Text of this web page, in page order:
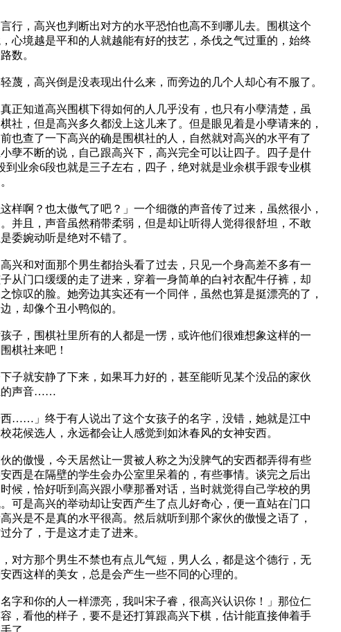
，高兴也判断出对方的水平恐怕也高不到哪儿去。围棋这个
心境越是平和的人就越能有好的技艺，杀伐之气过重的，始终
数。
，高兴倒是没表现出什么来，而旁边的几个人却心有不服了。
知道高兴围棋下得如何的人几乎没有，也只有小孽清楚，虽
社，但是高兴多久都没上这儿来了。但是眼见着是小孽请来的，
也查了一下高兴的确是围棋社的人，自然就对高兴的水平有了
孽不断的说，自己跟高兴下，高兴完全可以让四子。四子是什
到业余6段也就是三子左右，四子，绝对就是业余棋手跟专业棋
啊？也太傲气了吧？」一个细微的声音传了过来，虽然很小，
并且，声音虽然稍带柔弱，但是却让听得人觉得很舒坦，不敢
委婉动听是绝对不错了。
和对面那个男生都抬头看了过去，只见一个身高差不多有一
从门口缓缓的走了进来，穿着一身简单的白衬衣配牛仔裤，却
惊叹的脸。她旁边其实还有一个同伴，虽然也算是挺漂亮的了，
，却像个丑小鸭似的。
，围棋社里所有的人都是一愣，或许他们很难想象这样的一
棋社来吧！
就安静了下来，如果耳力好的，甚至能听见某个没品的家伙
的声音……
」终于有人说出了这个女孩子的名字，没错，她就是江中
花候选人，永远都会让人感觉到如沐春风的女神安西。
傲慢，今天居然让一贯被人称之为没脾气的安西都弄得有些
西是在隔壁的学生会办公室里呆着的，有些事情。谈完之后出
候，恰好听到高兴跟小孽那番对话，当时就觉得自己学校的男
可是高兴的举动却让安西产生了点儿好奇心，便一直站在门口
兴是不是真的水平很高。然后就听到那个家伙的傲慢之语了，
分了，于是这才走了进来。
方那个男生不禁也有点儿气短，男人么，都是这个德行，无
西这样的美女，总是会产生一些不同的心理的。
你的人一样漂亮，我叫宋子睿，很高兴认识你！」那位仁
，看他的样子，要不是还打算跟高兴下棋，估计能直接伸着手